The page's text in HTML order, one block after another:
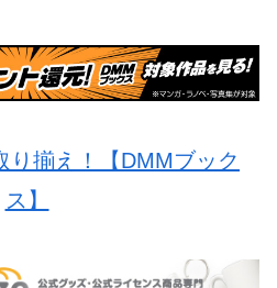
り揃え！【DMMブック
ス】